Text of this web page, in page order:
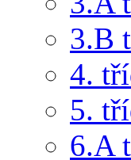
3.B
4.
5.
6.A